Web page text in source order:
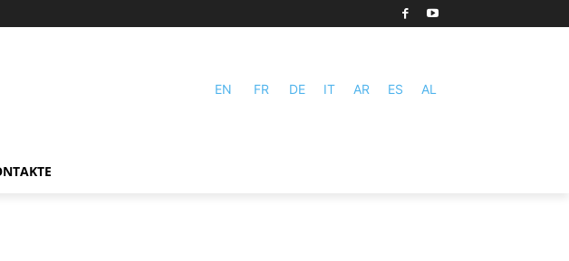
EN FR DE IT AR ES AL